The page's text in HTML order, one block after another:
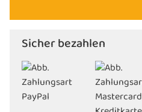
Sicher bezahlen